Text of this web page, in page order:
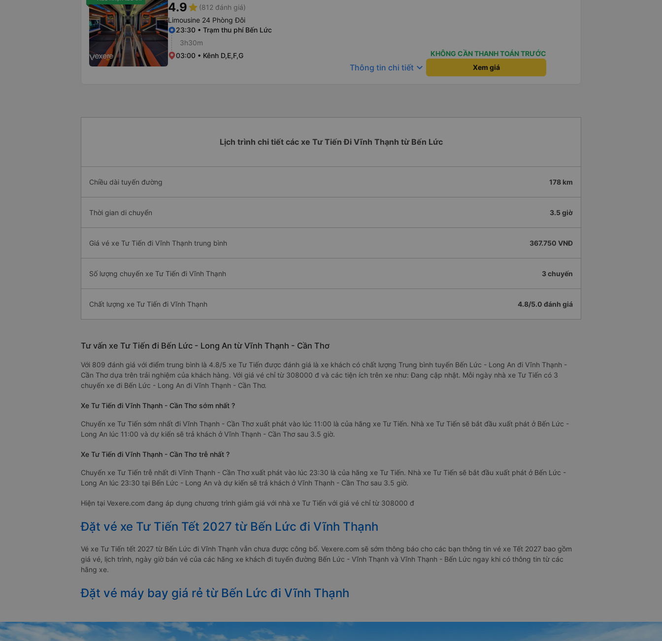
4.9star (812 đánh giá)
Limousine 24 Phòng Đôi
23:30 • Trạm thu phí Bến Lức
3h30m
03:00 • Kênh D,E,F,G
KHÔNG CẦN THANH TOÁN TRƯỚC
Thông tin chi tiết keyboard_arrow_down Xem giá
Lịch trình chi tiết các xe Tư Tiến Đi Vĩnh Thạnh từ Bến Lức
Chiều dài tuyến đường 178 km
Thời gian di chuyển 3.5 giờ
Giá vé xe Tư Tiến đi Vĩnh Thạnh trung bình 367.750 VNĐ
Số lượng chuyến xe Tư Tiến đi Vĩnh Thạnh 3 chuyến
Chất lượng xe Tư Tiến đi Vĩnh Thạnh 4.8/5.0 đánh giá
Tư vấn xe Tư Tiến đi Bến Lức - Long An từ Vĩnh Thạnh - Cần Thơ
Với 809 đánh giá với điểm trung bình là 4.8/5 xe Tư Tiến được đánh giá là xe khách có chất lượng Trung bình tuyến Bến Lức - Long An đi Vĩnh Thạnh -
Cần Thơ dựa trên trải nghiệm của khách hàng. Với giá vé chỉ từ 308000 đ và các tiện ích trên xe như: Đang cập nhật. Mỗi ngày nhà xe Tư Tiến có 3
chuyến xe đi Bến Lức - Long An đi Vĩnh Thạnh - Cần Thơ.
Xe Tư Tiến đi Vĩnh Thạnh - Cần Thơ sớm nhất ?
Chuyến xe Tư Tiến sớm nhất đi Vĩnh Thạnh - Cần Thơ xuất phát vào lúc 11:00 là của hãng xe Tư Tiến. Nhà xe Tư Tiến sẽ bắt đầu xuất phát ở Bến Lức -
Long An lúc 11:00 và dự kiến sẽ trả khách ở Vĩnh Thạnh - Cần Thơ sau 3.5 giờ.
Xe Tư Tiến đi Vĩnh Thạnh - Cần Thơ trễ nhất ?
Chuyến xe Tư Tiến trễ nhất đi Vĩnh Thạnh - Cần Thơ xuất phát vào lúc 23:30 là của hãng xe Tư Tiến. Nhà xe Tư Tiến sẽ bắt đầu xuất phát ở Bến Lức -
Long An lúc 23:30 tại Bến Lức - Long An và dự kiến sẽ trả khách ở Vĩnh Thạnh - Cần Thơ sau 3.5 giờ.
Hiện tại Vexere.com đang áp dụng chương trình giảm giá với nhà xe Tư Tiến với giá vé chỉ từ 308000 đ
Đặt vé xe Tư Tiến Tết 2027 từ Bến Lức đi Vĩnh Thạnh
Vé xe Tư Tiến tết 2027 từ Bến Lức đi Vĩnh Thạnh vẫn chưa được công bố. Vexere.com sẽ sớm thông báo cho các bạn thông tin vé xe Tết 2027 bao gồm
giá vé, lịch trình, ngày giờ bán vé của các hãng xe khách đi tuyến đường Bến Lức - Vĩnh Thạnh và Vĩnh Thạnh - Bến Lức ngay khi có thông tin từ các
hãng xe.
Đặt vé máy bay giá rẻ từ Bến Lức đi Vĩnh Thạnh